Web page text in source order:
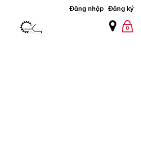
Đăng nhập Đăng ký
0